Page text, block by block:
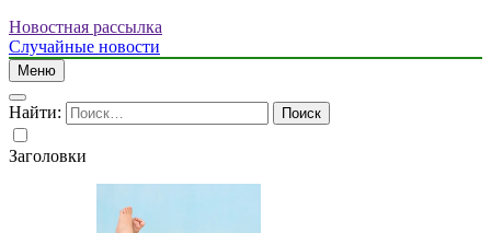
Новостная рассылка
Случайные новости
Меню
Найти:
Заголовки